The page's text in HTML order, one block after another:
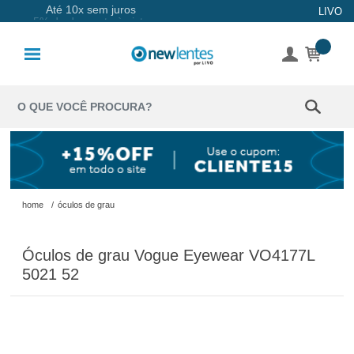
Até 10x sem juros LIVO
Coloridas
Solução
Óculos de
Óculos de
Grau
home / óculos de grau
Óculos de grau Vogue Eyewear VO4177L
5021 52